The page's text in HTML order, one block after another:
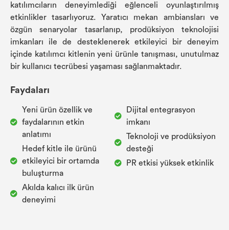
katılımcıların deneyimlediği eğlenceli oyunlaştırılmış
etkinlikler tasarlıyoruz. Yaratıcı mekan ambiansları ve
özgün senaryolar tasarlanıp, prodüksiyon teknolojisi
imkanları ile de desteklenerek etkileyici bir deneyim
içinde katılımcı kitlenin yeni ürünle tanışması, unutulmaz
bir kullanıcı tecrübesi yaşaması sağlanmaktadır.
Faydaları
Yeni ürün özellik ve
faydalarının etkin
anlatımı
Hedef kitle ile ürünü
etkileyici bir ortamda
buluşturma
Akılda kalıcı ilk ürün
deneyimi
Dijital entegrasyon
imkanı
Teknoloji ve prodüksiyon
desteği
PR etkisi yüksek etkinlik